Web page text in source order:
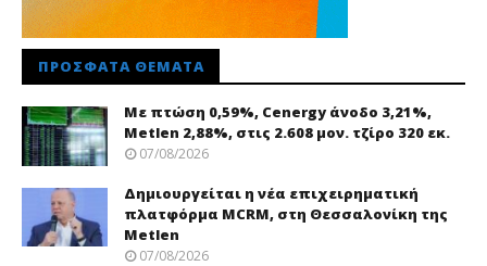
ΠΡΌΣΦΑΤΑ ΘΈΜΑΤΑ
Με πτώση 0,59%, Cenergy άνοδο 3,21%,
Metlen 2,88%, στις 2.608 μον. τζίρο 320 εκ.
07/08/2026
Δημιουργείται η νέα επιχειρηματική
πλατφόρμα MCRM, στη Θεσσαλονίκη της
Metlen
07/08/2026